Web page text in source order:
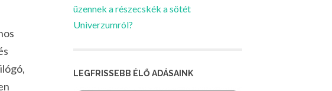
üzennek a részecskék a sötét
Univerzumról?
LEGFRISSEBB ÉLŐ ADÁSAINK